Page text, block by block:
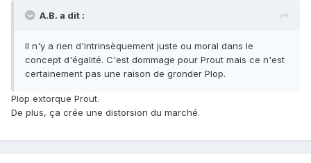
A.B. a dit :
Il n'y a rien d'intrinsèquement juste ou moral dans le
concept d'égalité. C'est dommage pour Prout mais ce n'est
certainement pas une raison de gronder Plop.
Plop extorque Prout.
De plus, ça crée une distorsion du marché.